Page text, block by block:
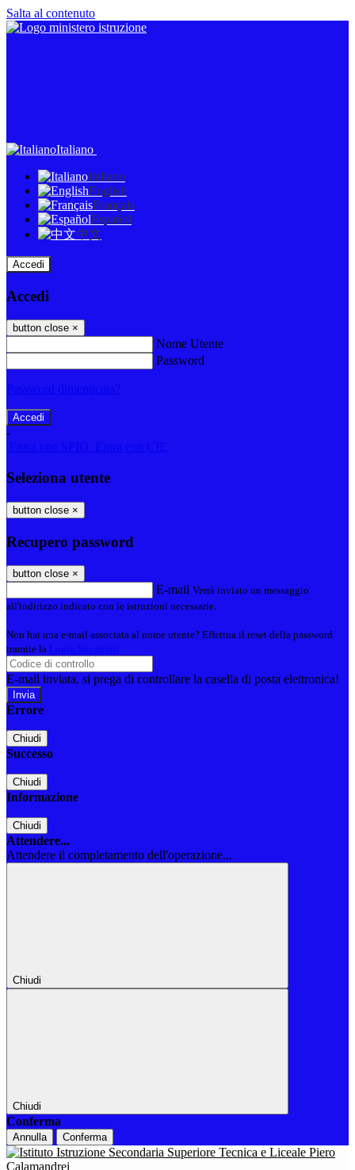
Salta al contenuto
Italiano
Italiano
English
Français
Español
中文
Accedi
Accedi
button close ×
Nome Utente
Password
-
Seleziona utente
button close ×
Recupero password
button close ×
E-mail Verrà inviato un messaggio
all'indirizzo indicato con le istruzioni necessarie.
Non hai una e-mail associata al nome utente? Effettua il reset della password
tramite la
E-mail inviata, si prega di controllare la casella di posta elettronica!
Errore
Chiudi
Successo
Chiudi
Informazione
Chiudi
Attendere...
Attendere il completamento dell'operazione...
Chiudi
Chiudi
Conferma
Annulla Conferma